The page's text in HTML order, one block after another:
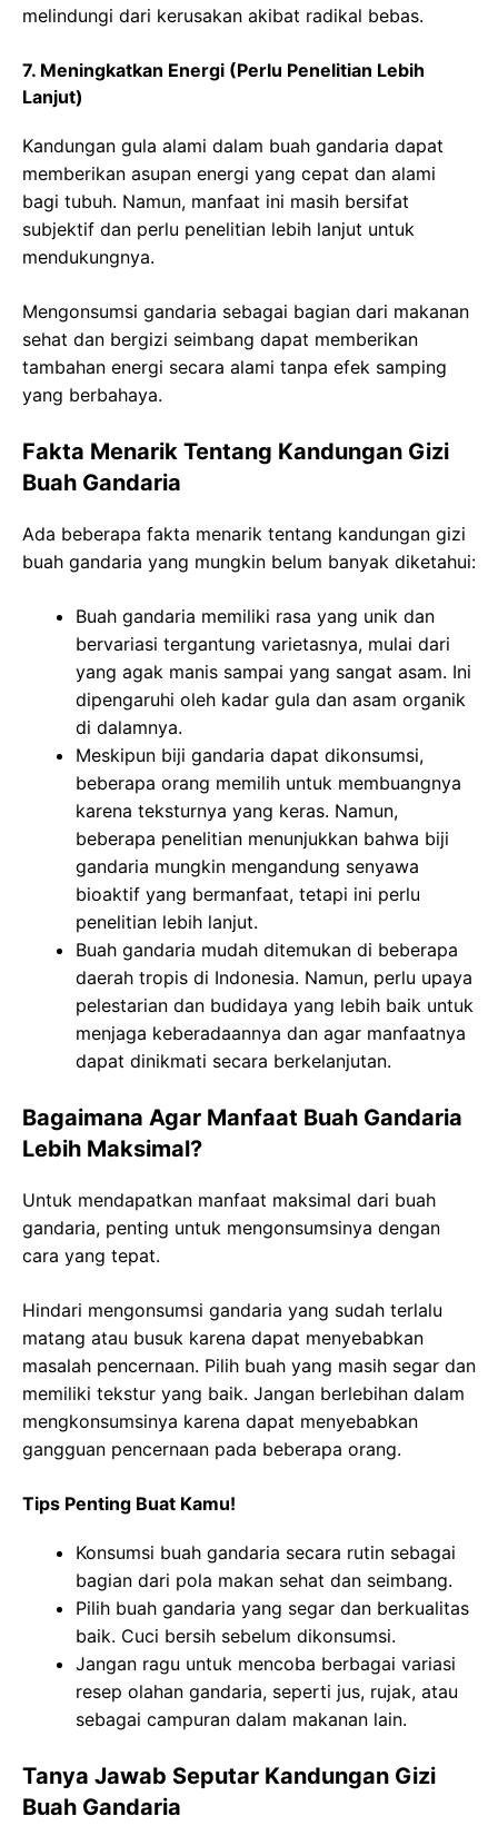
melindungi dari kerusakan akibat radikal bebas.
7. Meningkatkan Energi (Perlu Penelitian Lebih
Lanjut)
Kandungan gula alami dalam buah gandaria dapat
memberikan asupan energi yang cepat dan alami
bagi tubuh. Namun, manfaat ini masih bersifat
subjektif dan perlu penelitian lebih lanjut untuk
mendukungnya.
Mengonsumsi gandaria sebagai bagian dari makanan
sehat dan bergizi seimbang dapat memberikan
tambahan energi secara alami tanpa efek samping
yang berbahaya.
Fakta Menarik Tentang Kandungan Gizi
Buah Gandaria
Ada beberapa fakta menarik tentang kandungan gizi
buah gandaria yang mungkin belum banyak diketahui:
Buah gandaria memiliki rasa yang unik dan
bervariasi tergantung varietasnya, mulai dari
yang agak manis sampai yang sangat asam. Ini
dipengaruhi oleh kadar gula dan asam organik
di dalamnya.
Meskipun biji gandaria dapat dikonsumsi,
beberapa orang memilih untuk membuangnya
karena teksturnya yang keras. Namun,
beberapa penelitian menunjukkan bahwa biji
gandaria mungkin mengandung senyawa
bioaktif yang bermanfaat, tetapi ini perlu
penelitian lebih lanjut.
Buah gandaria mudah ditemukan di beberapa
daerah tropis di Indonesia. Namun, perlu upaya
pelestarian dan budidaya yang lebih baik untuk
menjaga keberadaannya dan agar manfaatnya
dapat dinikmati secara berkelanjutan.
Bagaimana Agar Manfaat Buah Gandaria
Lebih Maksimal?
Untuk mendapatkan manfaat maksimal dari buah
gandaria, penting untuk mengonsumsinya dengan
cara yang tepat.
Hindari mengonsumsi gandaria yang sudah terlalu
matang atau busuk karena dapat menyebabkan
masalah pencernaan. Pilih buah yang masih segar dan
memiliki tekstur yang baik. Jangan berlebihan dalam
mengkonsumsinya karena dapat menyebabkan
gangguan pencernaan pada beberapa orang.
Tips Penting Buat Kamu!
Konsumsi buah gandaria secara rutin sebagai
bagian dari pola makan sehat dan seimbang.
Pilih buah gandaria yang segar dan berkualitas
baik. Cuci bersih sebelum dikonsumsi.
Jangan ragu untuk mencoba berbagai variasi
resep olahan gandaria, seperti jus, rujak, atau
sebagai campuran dalam makanan lain.
Tanya Jawab Seputar Kandungan Gizi
Buah Gandaria